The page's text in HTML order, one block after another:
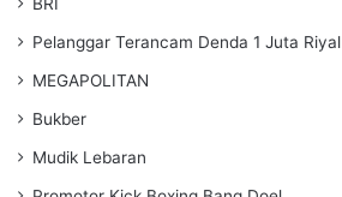
Pelanggar Terancam Denda 1 Juta Riyal
MEGAPOLITAN
Bukber
Mudik Lebaran